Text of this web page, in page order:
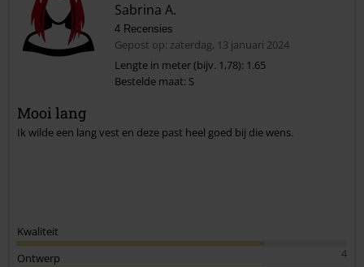
Sabrina A.
4 Recensies
Gepost op: zaterdag, 13 januari 2024
Lengte in meter (bijv. 1,78): 1.65
Bestelde maat: S
Mooi lang
Ik wilde een lang vest en deze past heel goed bij die wens.
Kwaliteit
4
Ontwerp